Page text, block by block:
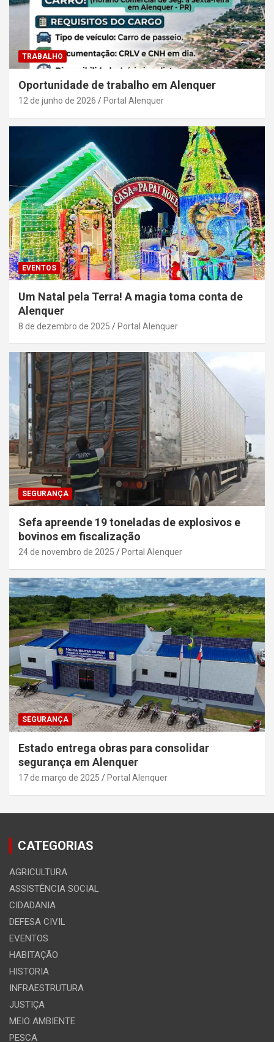
TRABALHO
Oportunidade de trabalho em Alenquer
12 de junho de 2026 Portal Alenquer
EVENTOS
Um Natal pela Terra! A magia toma conta de
Alenquer
8 de dezembro de 2025 Portal Alenquer
SEGURANÇA
Sefa apreende 19 toneladas de explosivos e
bovinos em fiscalização
24 de novembro de 2025 Portal Alenquer
SEGURANÇA
Estado entrega obras para consolidar
segurança em Alenquer
17 de março de 2025 Portal Alenquer
CATEGORIAS
AGRICULTURA
ASSISTÊNCIA SOCIAL
CIDADANIA
DEFESA CIVIL
EVENTOS
HABITAÇÃO
HISTORIA
INFRAESTRUTURA
JUSTIÇA
MEIO AMBIENTE
PESCA